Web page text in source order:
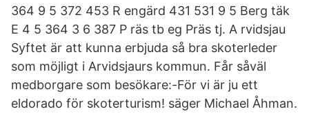
364 9 5 372 453 R engärd 431 531 9 5 Berg täk
E 4 5 364 3 6 387 P räs tb eg Präs tj. A rvidsjau
Syftet är att kunna erbjuda så bra skoterleder
som möjligt i Arvidsjaurs kommun. Får såväl
medborgare som besökare:-För vi är ju ett
eldorado för skoterturism! säger Michael Åhman.